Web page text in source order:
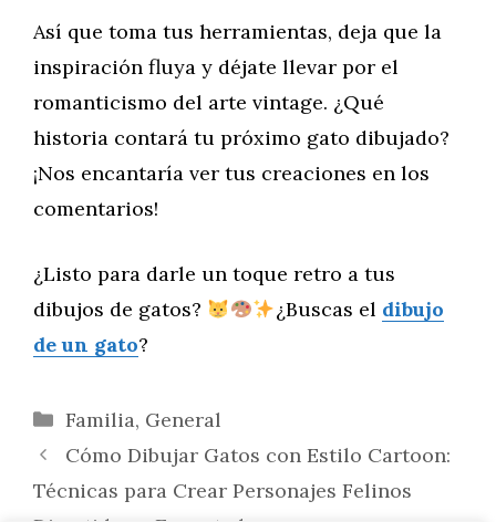
Así que toma tus herramientas, deja que la
inspiración fluya y déjate llevar por el
romanticismo del arte vintage. ¿Qué
historia contará tu próximo gato dibujado?
¡Nos encantaría ver tus creaciones en los
comentarios!
¿Listo para darle un toque retro a tus
dibujos de gatos?
¿Buscas el dibujo
de un gato?
Categorías
Familia, General
Cómo Dibujar Gatos con Estilo Cartoon:
Técnicas para Crear Personajes Felinos